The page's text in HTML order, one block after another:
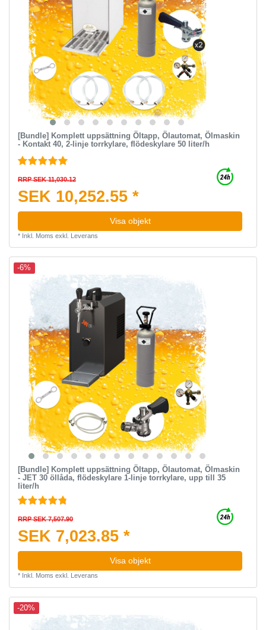
[Bundle] Komplett uppsättning Öltapp, Ölautomat, Ölmaskin
- Kontakt 40, 2-linje torrkylare, flödeskylare 50 liter/h
RRP SEK 11,030.12
SEK 10,252.55 *
Visa objekt
* Inkl. Moms exkl. Leverans
-6%
[Bundle] Komplett uppsättning Öltapp, Ölautomat, Ölmaskin
- JET 30 öllåda, flödeskylare 1-linje torrkylare, upp till 35
liter/h
RRP SEK 7,507.90
SEK 7,023.85 *
Visa objekt
* Inkl. Moms exkl. Leverans
-20%